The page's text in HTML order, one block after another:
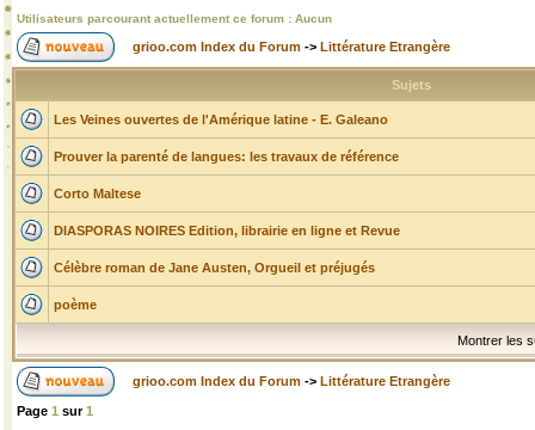
Utilisateurs parcourant actuellement ce forum : Aucun
grioo.com Index du Forum -> Littérature Etrangère
Sujets
Les Veines ouvertes de l'Amérique latine - E. Galeano
Prouver la parenté de langues: les travaux de référence
Corto Maltese
DIASPORAS NOIRES Edition, librairie en ligne et Revue
Célèbre roman de Jane Austen, Orgueil et préjugés
poème
Montrer les
grioo.com Index du Forum -> Littérature Etrangère
Page 1 sur1